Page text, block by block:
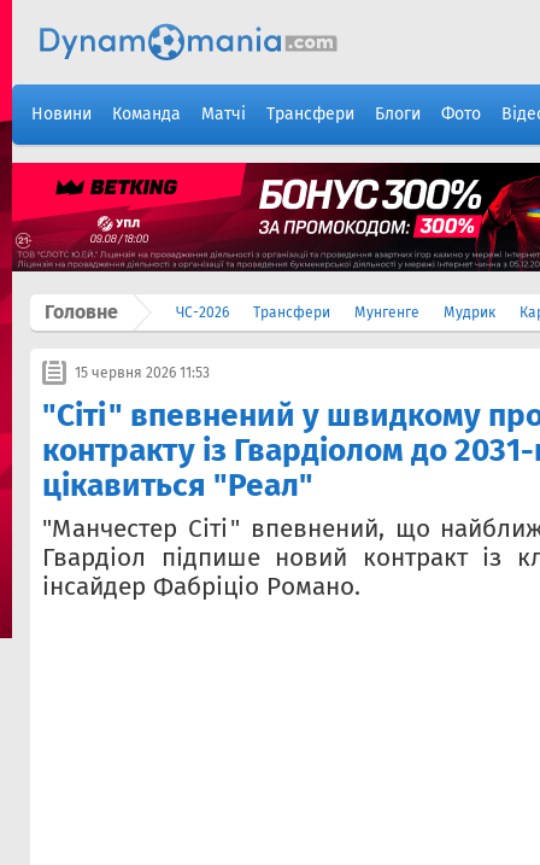
Новини Команда Матчі Трансфери Блоги Фото
Головне ЧС-2026 Трансфери Мунгенге Мудрик
15 червня 2026 11:53
"Сіті" впевнений у швидкому
контракту із Гвардіолом до
цікавиться "Реал"
"Манчестер Сіті" впевнений, що
Гвардіол підпише новий контракт із
інсайдер Фабріціо Романо.